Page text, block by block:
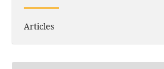
Articles